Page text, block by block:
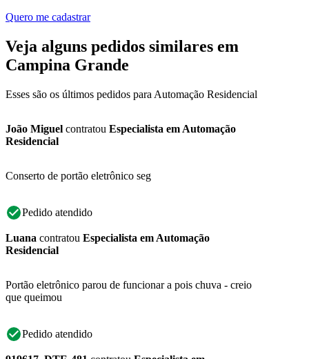
Quero me cadastrar
Veja alguns pedidos similares em
Campina Grande
Esses são os últimos pedidos para Automação Residencial
João Miguel contratou Especialista em Automação
Residencial
Conserto de portão eletrônico seg
Pedido atendido
Luana contratou Especialista em Automação
Residencial
Portão eletrônico parou de funcionar a pois chuva - creio
que queimou
Pedido atendido